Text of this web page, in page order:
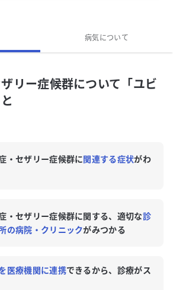
ザリー症候群への対処法は？
？
病気について
リー症候群について「ユビ
・セザリー症候群に関連する症状がわ
・セザリー症候群に関する、適切な診
の病院・クリニックがみつかる
医療機関に連携できるから、診療がス